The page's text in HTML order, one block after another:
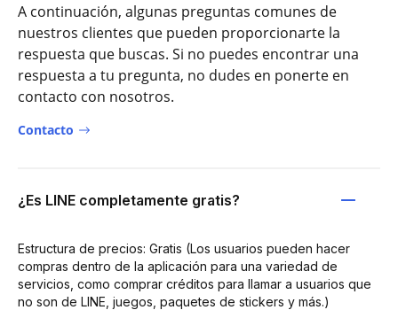
A continuación, algunas preguntas comunes de
nuestros clientes que pueden proporcionarte la
respuesta que buscas. Si no puedes encontrar una
respuesta a tu pregunta, no dudes en ponerte en
contacto con nosotros.
Contacto
¿Es LINE completamente gratis?
Estructura de precios: Gratis (Los usuarios pueden hacer
compras dentro de la aplicación para una variedad de
servicios, como comprar créditos para llamar a usuarios que
no son de LINE, juegos, paquetes de stickers y más.)